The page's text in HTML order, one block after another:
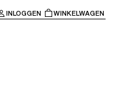
INLOGGEN WINKELWAGEN